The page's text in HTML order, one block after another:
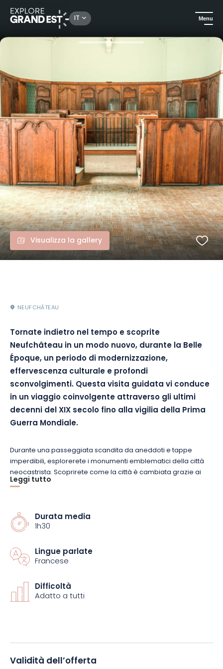
IT Menu
Arte e cultura Visita guidata di Neufchâteau nella Belle Epoque
Visualizza la gallery
NEUFCHÂTEAU
Tornate indietro nel tempo e scoprite
Neufchâteau in un modo nuovo, durante la Belle
Époque, un periodo di modernizzazione,
effervescenza culturale e profondi
sconvolgimenti. Questa visita guidata vi conduce
in un viaggio coinvolgente attraverso gli ultimi
decenni del XIX secolo fino alla vigilia della Prima
Guerra Mondiale.
Durante una passeggiata scandita da aneddoti e tappe
imperdibili, esplorerete i monumenti emblematici della città
neocastrista. Scoprirete come la città è cambiata grazie ai
progressi tecnici e industriali, pur mantenendo il suo fascino
questo tour vivace e veloce.
questo tour è un modo originale ed emozionante per
riscoprire Neufchâteau da una prospettiva diversa.
Prenotate subito il vostro posto e lasciatevi guidare in questo
affascinante periodo che ha segnato l’ingresso di
Leggi tutto
Durata media
1h30
Lingue parlate
Francese
Difficoltà
Adatto a tutti
Validità dell’offerta